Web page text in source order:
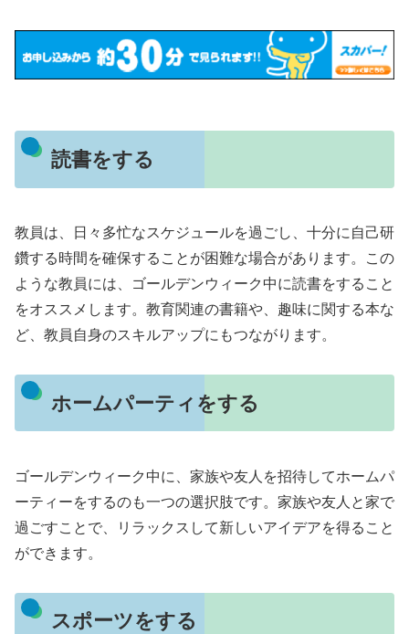
読書をする
教員は、日々多忙なスケジュールを過ごし、十分に自己研
鑽する時間を確保することが困難な場合があります。この
ような教員には、ゴールデンウィーク中に読書をすること
をオススメします。教育関連の書籍や、趣味に関する本な
ど、教員自身のスキルアップにもつながります。
ホームパーティをする
ゴールデンウィーク中に、家族や友人を招待してホームパ
ーティーをするのも一つの選択肢です。家族や友人と家で
過ごすことで、リラックスして新しいアイデアを得ること
ができます。
スポーツをする